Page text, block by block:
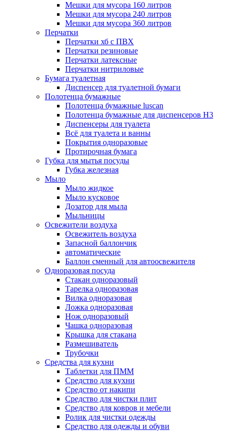
Мешки для мусора 160 литров
Мешки для мусора 240 литров
Мешки для мусора 360 литров
Перчатки
Перчатки хб с ПВХ
Перчатки резиновые
Перчатки латексные
Перчатки нитриловые
Бумага туалетная
Диспенсер для туалетной бумаги
Полотенца бумажные
Полотенца бумажные luscan
Полотенца бумажные для диспенсеров H3
Диспенсеры для туалета
Всё для туалета и ванны
Покрытия одноразовые
Протирочная бумага
Губка для мытья посуды
Губка железная
Мыло
Мыло жидкое
Мыло кусковое
Дозатор для мыла
Мыльницы
Освежители воздуха
Освежитель воздуха
Запасной баллончик
автоматические
Баллон сменный для автоосвежителя
Одноразовая посуда
Стакан одноразовый
Тарелка одноразовая
Вилка одноразовая
Ложка одноразовая
Нож одноразовый
Чашка одноразовая
Крышка для стакана
Размешиватель
Трубочки
Средства для кухни
Таблетки для ПММ
Средство для кухни
Средство от накипи
Средство для чистки плит
Средство для ковров и мебели
Ролик для чистки одежды
Средство для одежды и обуви